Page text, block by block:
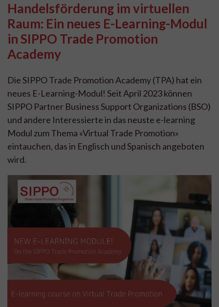
Handelsförderung im virtuellen
Raum: Ein neues E-Learning-Modul
in SIPPO Trade Promotion
Academy
Die SIPPO Trade Promotion Academy (TPA) hat ein
neues E-Learning-Modul! Seit April 2023 können
SIPPO Partner Business Support Organizations (BSO)
und andere Interessierte in das neuste e-learning
Modul zum Thema «Virtual Trade Promotion»
eintauchen, das in Englisch und Spanisch angeboten
wird.